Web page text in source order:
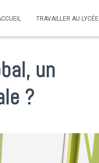
TRAVAILLER AU LYCÉE
un
?